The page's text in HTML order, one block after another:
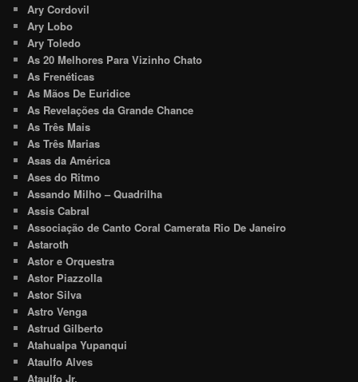
Ary Cordovil
Ary Lobo
Ary Toledo
As 20 Melhores Para Vizinho Chato
As Frenéticas
As Mãos De Euridice
As Revelações da Grande Chance
As Três Mais
As Três Marias
Asas da América
Ases do Ritmo
Assando Milho – Quadrilha
Assis Cabral
Associação de Canto Coral Camerata Rio De Janeiro
Astaroth
Astor e Orquestra
Astor Piazzolla
Astor Silva
Astro Venga
Astrud Gilberto
Atahualpa Yupanqui
Ataulfo Alves
Ataulfo Jr.